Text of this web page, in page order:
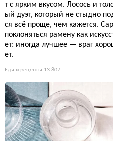
т с ярким вкусом. Лосось и
ый дуэт, который не стыдно
ся всё проще, чем кажется.
поклоняться рамену как
ет: иногда лучшее — враг
ет.
Еда и рецепты 13 807